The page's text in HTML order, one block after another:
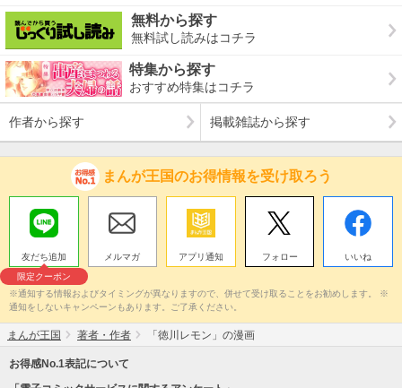
無料から探す
無料試し読みはコチラ
特集から探す
おすすめ特集はコチラ
作者から探す 掲載雑誌から探す
まんが王国のお得情報を受け取ろう
友だち追加
限定クーポン
メルマガ アプリ通知 フォロー いいね
※通知する情報およびタイミングが異なりますので、併せて受け取ることをお勧めします。 ※
通知をしないキャンペーンもあります。ご了承ください。
まんが王国 著者・作者 「徳川レモン」の漫画
お得感No.1表記について